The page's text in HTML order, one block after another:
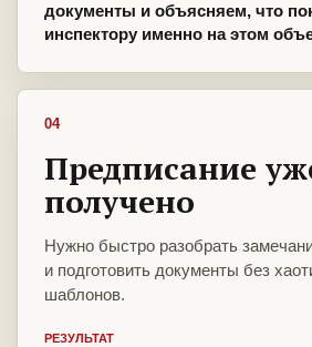
документы и объясняем, что
инспектору именно на этом
04
Предписание
получено
Нужно быстро разобрать
и подготовить документы без
шаблонов.
РЕЗУЛЬТАТ